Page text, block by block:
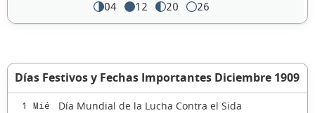
04 12 20 26
Días Festivos y Fechas Importantes Diciembre 1909
1 Mié Día Mundial de la Lucha Contra el Sida